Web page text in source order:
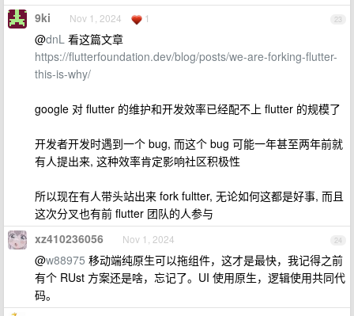
23
9ki Nov 1, 2024 1
@dnL 看这篇文章
https://flutterfoundation.dev/blog/posts/we-are-forking-flutter-
this-is-why/
google 对 flutter 的维护和开发效率已经配不上 flutter 的规模了
开发者开发时遇到一个 bug, 而这个 bug 可能一年甚至两年前就
有人提出来, 这种效率肯定影响社区积极性
所以现在有人带头站出来 fork fultter, 无论如何这都是好事, 而且
这次分叉也有前 flutter 团队的人参与
24
xz410236056 Nov 1, 2024
@w88975 移动端纯原生可以拖组件，这才是最快，我记得之前
有个 RUst 方案还是啥，忘记了。UI 使用原生，逻辑使用共同代
码。